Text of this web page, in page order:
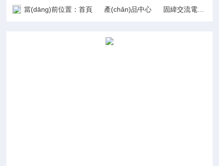
當(dāng)前位置：首頁 產(chǎn)品中心 固緯交流電源